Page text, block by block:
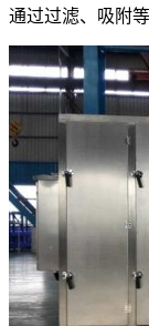
通过过滤、吸附